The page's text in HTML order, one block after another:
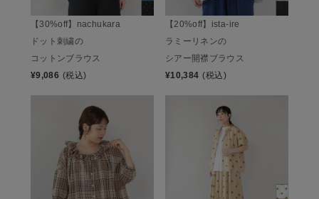
【30%off】nachukara
ドット刺繍の
コットンブラウス
¥9,086 (税込)
【20%off】ista-ire
ラミーリネンの
シアー開襟ブラウス
¥10,384 (税込)